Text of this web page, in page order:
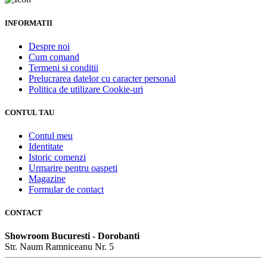
INFORMATII
Despre noi
Cum comand
Termeni si conditii
Prelucrarea datelor cu caracter personal
Politica de utilizare Cookie-uri
CONTUL TAU
Contul meu
Identitate
Istoric comenzi
Urmarire pentru oaspeti
Magazine
Formular de contact
CONTACT
Showroom Bucuresti - Dorobanti
Str. Naum Ramniceanu Nr. 5